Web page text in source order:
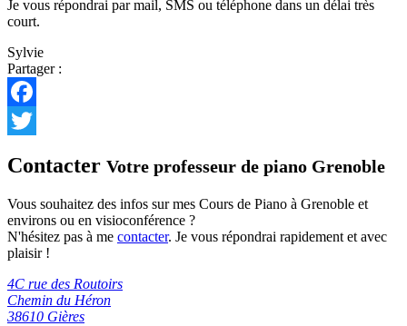
Je vous répondrai par mail, SMS ou téléphone dans un délai très
court.
Sylvie
Partager :
Facebook
Contacter Votre professeur de piano Grenoble
Vous souhaitez des infos sur mes Cours de Piano à Grenoble et
environs ou en visioconférence ?
N'hésitez pas à me contacter. Je vous répondrai rapidement et avec
plaisir !
4C rue des Routoirs
Chemin du Héron
38610 Gières